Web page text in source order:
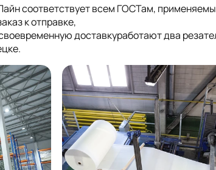
соответствует всем ГОСТам,
к отправке,
доставкуработают два